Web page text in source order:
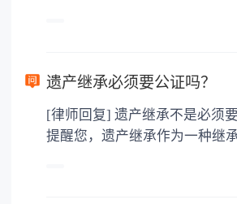
所得税、契税和公证费。赠与
要缴纳公证费，具体如下： 1. 公证费：按房
3. 印花税：按房屋评估价的0.05%缴
地增值税：按房价1%缴纳 5. 房屋产权登记费：
遗产继承必须要公证吗？
[律师回复] 遗产继承不是必须要公证。法律快车
提醒您，遗产继承作为一种继
下都是不需要公证的，当然，